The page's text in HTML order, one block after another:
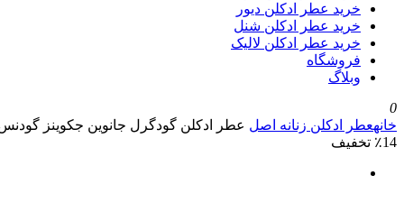
خرید عطر ادکلن دیور
خرید عطر ادکلن شنل
خرید عطر ادکلن لالیک
فروشگاه
وبلاگ
0
خانهعطر ادکلن زنانه اصل عطر ادکلن گودگرل جانوین جکوینز
٪14 تخفیف